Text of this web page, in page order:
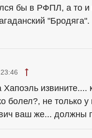
бы в РФПЛ, а то
"Бродяга".
извините....
болел?, не только у
ваш же... должны